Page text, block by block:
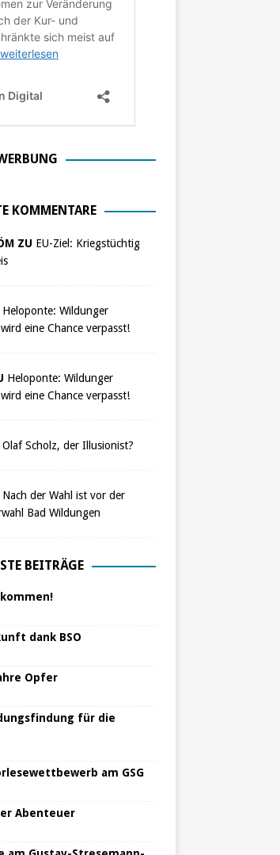
KOMMENTARE
ZU EU-Ziel: Kriegstüchtig
Heloponte: Wildunger
eine Chance verpasst!
Heloponte: Wildunger
eine Chance verpasst!
Olaf Scholz, der Illusionist?
Nach der Wahl ist vor der
Bad Wildungen
BEITRÄGE
dank BSO
Opfer
für die
am GSG
Abenteuer